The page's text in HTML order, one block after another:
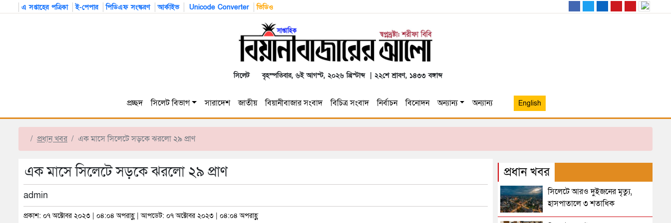
এ সপ্তাহের পত্রিকা ই-পেপার পিডিএফ সংস্করণ আর্কাইভ Unicode Converter ভিডিও
সিলেট বৃহস্পতিবার, ৬ই আগস্ট, ২০২৬ খ্রিস্টাব্দ | ২২শে শ্রাবণ, ১৪৩৩ বঙ্গাব্দ
প্রচ্ছদ সিলেট বিভাগ সারাদেশ জাতীয় বিয়ানীবাজার সংবাদ বিচিত্র সংবাদ নির্বাচন বিনোদন অন্যান্য অন্যান্য English
প্রধান খবর এক মাসে সিলেটে সড়কে ঝরলো ২৯ প্রাণ
এক মাসে সিলেটে সড়কে ঝরলো ২৯ প্রাণ
admin
প্রকাশ: ০৭ অক্টোবর ২০২৩ | ০৪:০৪ অপরাহ্ণ | আপডেট: ০৭ অক্টোবর ২০২৩ | ০৪:০৪ অপরাহ্ণ
প্রধান খবর
সিলেটে আরও দুইজনের মৃত্যু,
হাসপাতালে ৩ শতাধিক